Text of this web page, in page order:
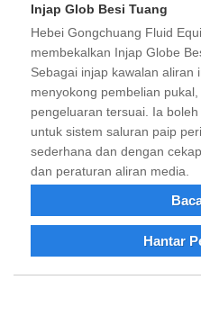
Injap Glob Besi Tuang
Hebei Gongchuang Fluid
membekalkan Injap Globe
Sebagai injap kawalan aliran
menyokong pembelian
pengeluaran tersuai. Ia
untuk sistem saluran paip
sederhana dan dengan
dan peraturan aliran media.
Hantar